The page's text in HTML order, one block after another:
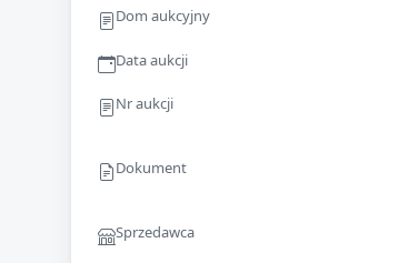
Dom aukcyjny
Data aukcji
Nr aukcji
Dokument
Sprzedawca